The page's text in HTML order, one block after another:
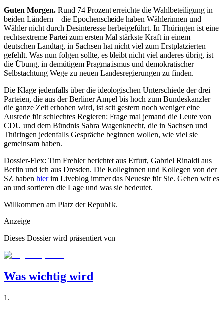
Guten Morgen. Rund 74 Prozent erreichte die Wahlbeteiligung in
beiden Ländern – die Epochenscheide haben Wählerinnen und
Wähler nicht durch Desinteresse herbeigeführt. In Thüringen ist eine
rechtsextreme Partei zum ersten Mal stärkste Kraft in einem
deutschen Landtag, in Sachsen hat nicht viel zum Erstplatzierten
gefehlt. Was nun folgen sollte, es bleibt nicht viel anderes übrig, ist
die Übung, in demütigem Pragmatismus und demokratischer
Selbstachtung Wege zu neuen Landesregierungen zu finden.
Die Klage jedenfalls über die ideologischen Unterschiede der drei
Parteien, die aus der Berliner Ampel bis hoch zum Bundeskanzler
die ganze Zeit erhoben wird, ist seit gestern noch weniger eine
Ausrede für schlechtes Regieren: Frage mal jemand die Leute von
CDU und dem Bündnis Sahra Wagenknecht, die in Sachsen und
Thüringen jedenfalls Gespräche beginnen wollen, wie viel sie
gemeinsam haben.
Dossier-Flex: Tim Frehler berichtet aus Erfurt, Gabriel Rinaldi aus
Berlin und ich aus Dresden. Die Kolleginnen und Kollegen von der
SZ haben hierim Liveblog immer das Neueste für Sie. Gehen wir es
an und sortieren die Lage und was sie bedeutet.
Willkommen am Platz der Republik.
Anzeige
Dieses Dossier wird präsentiert von
Was wichtig wird
1 .